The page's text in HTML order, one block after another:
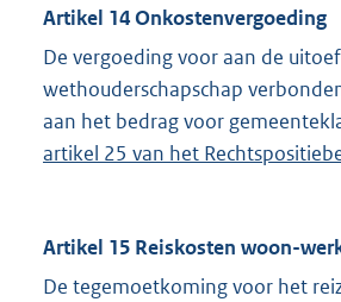
Artikel 14 Onkostenvergoeding
De vergoeding voor aan de
wethouderschapschap
aan het bedrag voor
artikel 25 van het
Artikel 15 Reiskosten woon-
De tegemoetkoming voor het